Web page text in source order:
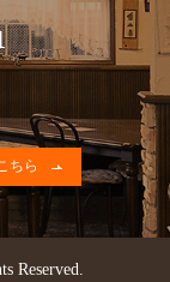
ちら
Reserved.